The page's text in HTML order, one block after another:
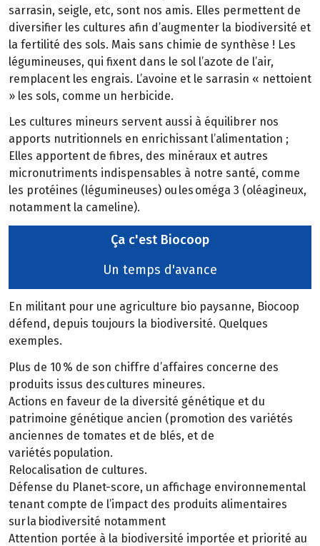
sarrasin, seigle, etc, sont nos amis. Elles permettent de
diversifier les cultures afin d’augmenter la biodiversité et
la fertilité des sols. Mais sans chimie de synthèse ! Les
légumineuses, qui fixent dans le sol l’azote de l’air,
remplacent les engrais. L’avoine et le sarrasin « nettoient
» les sols, comme un herbicide.
Les cultures mineurs servent aussi à équilibrer nos
apports nutritionnels en enrichissant l’alimentation ;
Elles apportent de fibres, des minéraux et autres
micronutriments indispensables à notre santé, comme
les protéines (légumineuses) ou les oméga 3 (oléagineux,
notamment la cameline).
Ça c'est Biocoop
Un temps d'avance
En militant pour une agriculture bio paysanne, Biocoop
défend, depuis toujours la biodiversité. Quelques
exemples.
Plus de 10 % de son chiffre d’affaires concerne des
produits issus des cultures mineures.
Actions en faveur de la diversité génétique et du
patrimoine génétique ancien (promotion des variétés
anciennes de tomates et de blés, et de
variétés population.
Relocalisation de cultures.
Défense du Planet-score, un affichage environnemental
tenant compte de l’impact des produits alimentaires
sur la biodiversité notamment
Attention portée à la biodiversité importée et priorité au